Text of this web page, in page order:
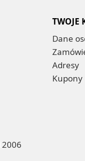
TWOJE
Dane
Adresy
Kupony